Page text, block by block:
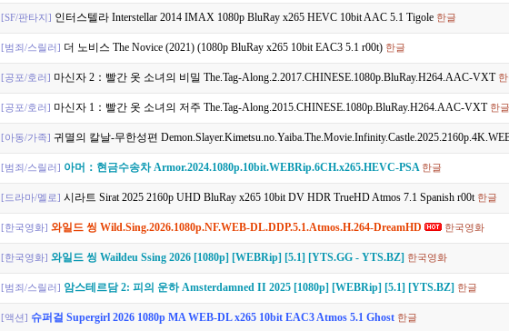
[SF/판타지] 인터스텔라 Interstellar 2014 IMAX 1080p BluRay x265 HEVC 10bit AAC 5.1 Tigole 한글
[범죄/스릴러] 더 노비스 The Novice (2021) (1080p BluRay x265 10bit EAC3 5.1 r00t) 한글
[공포/호러] 마신자 2：빨간 옷 소녀의 비밀 The.Tag-Along.2.2017.CHINESE.1080p.BluRay.H264.AAC-VXT
[공포/호러] 마신자 1：빨간 옷 소녀의 저주 The.Tag-Along.2015.CHINESE.1080p.BluRay.H264.AAC-VXT 한글
[아동/가족] 귀멸의 칼날-무한성편 Demon.Slayer.Kimetsu.no.Yaiba.The.Movie.Infinity.Castle.2025.2160p.4K.WEB-DL.AAC-
[범죄/스릴러] 아머：현금수송차 Armor.2024.1080p.10bit.WEBRip.6CH.x265.HEVC-PSA 한글
[드라마/멜로] 시라트 Sirat 2025 2160p UHD BluRay x265 10bit DV HDR TrueHD Atmos 7.1 Spanish r00t 한글
[한국영화] 와일드 씽 Wild.Sing.2026.1080p.NF.WEB-DL.DDP.5.1.Atmos.H.264-DreamHD 한국영화
[한국영화] 와일드 씽 Waildeu Ssing 2026 [1080p] [WEBRip] [5.1] [YTS.GG - YTS.BZ] 한국영화
[범죄/스릴러] 암스테르담 2: 피의 운하 Amsterdamned II 2025 [1080p] [WEBRip] [5.1] [YTS.BZ] 한글
[액션] 슈퍼걸 Supergirl 2026 1080p MA WEB-DL x265 10bit EAC3 Atmos 5.1 Ghost 한글